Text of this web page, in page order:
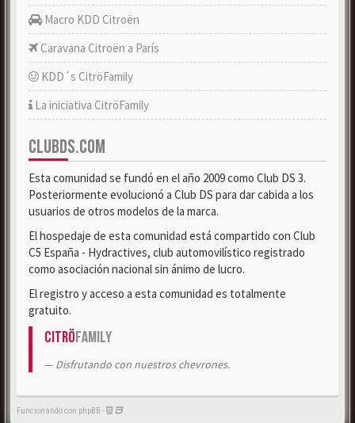
Macro KDD Citroën
Caravana Citroën a París
KDD´s CitröFamily
La iniciativa CitröFamily
CLUBDS.COM
Esta comunidad se fundó en el año 2009 como Club DS 3.
Posteriormente evolucionó a Club DS para dar cabida a los
usuarios de otros modelos de la marca.
El hospedaje de esta comunidad está compartido con Club
C5 España - Hydractives, club automovilístico registrado
como asociación nacional sin ánimo de lucro.
El registro y acceso a esta comunidad es totalmente
gratuito.
CitröFamily
Disfrutando con nuestros chevrones.
Funcionando con phpBB -